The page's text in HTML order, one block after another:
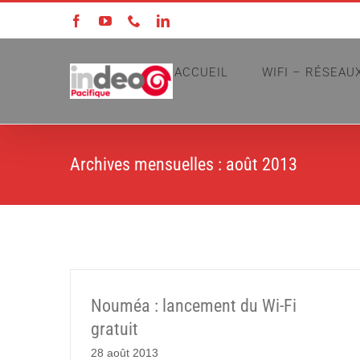
au
FacebookYouTubeTéléphoneLinkedIn
ACCUEIL WIFI –
Archives mensuelles : août 2013
Nouméa : lancement du Wi-Fi
gratuit
28 août 2013